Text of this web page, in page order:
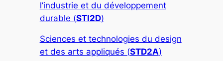
l’industrie et du développement
durable (STI2D)
Sciences et technologies du design
et des arts appliqués (STD2A)